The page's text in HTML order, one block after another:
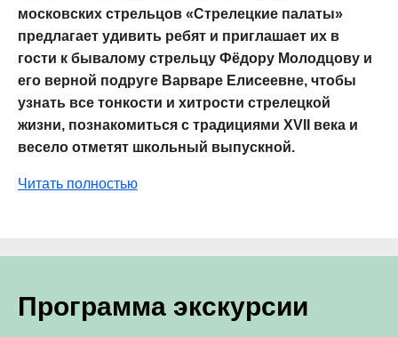
московских стрельцов «Стрелецкие палаты»
предлагает удивить ребят и приглашает их в
гости к бывалому стрельцу Фёдору Молодцову и
его верной подруге Варваре Елисеевне, чтобы
узнать все тонкости и хитрости стрелецкой
жизни, познакомиться с традициями XVII века и
весело отметят школьный выпускной.
Читать полностью
Программа экскурсии